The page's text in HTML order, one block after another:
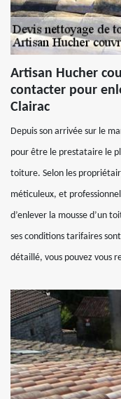
Artisan Hucher
contacter pour
Clairac
Depuis son arrivée sur le
pour être le prestataire le
toiture. Selon les
méticuleux, et
d’enlever la mousse d’un
ses conditions tarifaires
détaillé, vous pouvez vous